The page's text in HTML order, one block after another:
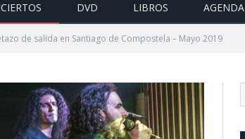
DVD LIBROS AGENDA
de salida en Santiago de Compostela – Mayo 2019